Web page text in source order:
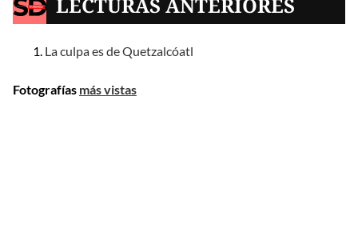
La culpa es de Quetzalcóatl
Fotografías más vistas